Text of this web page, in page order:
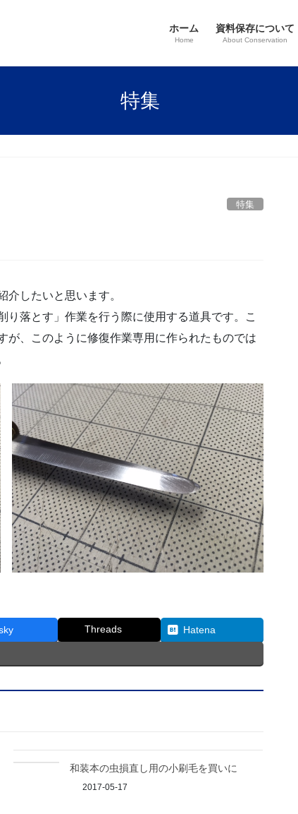
ホーム
Home
資料保存について
About Conservation
特集
特集
したいと思います。
落とす」作業を行う際に使用する道具です。こ
が、このように修復作業専用に作られたものでは
Threads Hatena
和装本の虫損直し用の小刷毛を買いに
2017-05-17